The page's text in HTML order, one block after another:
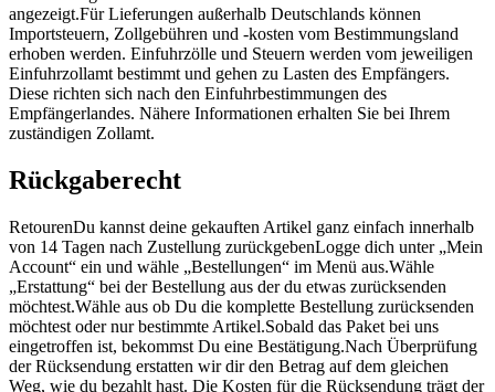
angezeigt.Für Lieferungen außerhalb Deutschlands können
Importsteuern, Zollgebühren und -kosten vom Bestimmungsland
erhoben werden. Einfuhrzölle und Steuern werden vom jeweiligen
Einfuhrzollamt bestimmt und gehen zu Lasten des Empfängers.
Diese richten sich nach den Einfuhrbestimmungen des
Empfängerlandes. Nähere Informationen erhalten Sie bei Ihrem
zuständigen Zollamt.
Rückgaberecht
RetourenDu kannst deine gekauften Artikel ganz einfach innerhalb
von 14 Tagen nach Zustellung zurückgebenLogge dich unter „Mein
Account“ ein und wähle „Bestellungen“ im Menü aus.Wähle
„Erstattung“ bei der Bestellung aus der du etwas zurücksenden
möchtest.Wähle aus ob Du die komplette Bestellung zurücksenden
möchtest oder nur bestimmte Artikel.Sobald das Paket bei uns
eingetroffen ist, bekommst Du eine Bestätigung.Nach Überprüfung
der Rücksendung erstatten wir dir den Betrag auf dem gleichen
Weg, wie du bezahlt hast. Die Kosten für die Rücksendung trägt der